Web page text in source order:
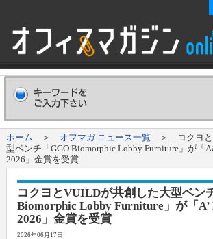
ホーム
会社概要Company
広告掲載について
新聞購読申し込みSubscribe
コンテンツ
ホーム ＞ オフマガ ニュース一覧 ＞ コクヨと
型ベンチ「GGO Biomorphic Lobby Furniture」が「
2026」金賞を受賞
コクヨとVUILDが共創した大型ベン
Biomorphic Lobby Furniture」が「A’
2026」金賞を受賞
2026年06月17日